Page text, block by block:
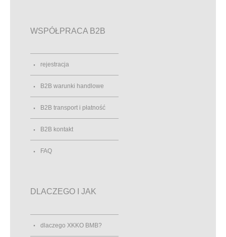
WSPÓŁPRACA B2B
rejestracja
B2B warunki handlowe
B2B transport i płatność
B2B kontakt
FAQ
DLACZEGO I JAK
dlaczego XKKO BMB?